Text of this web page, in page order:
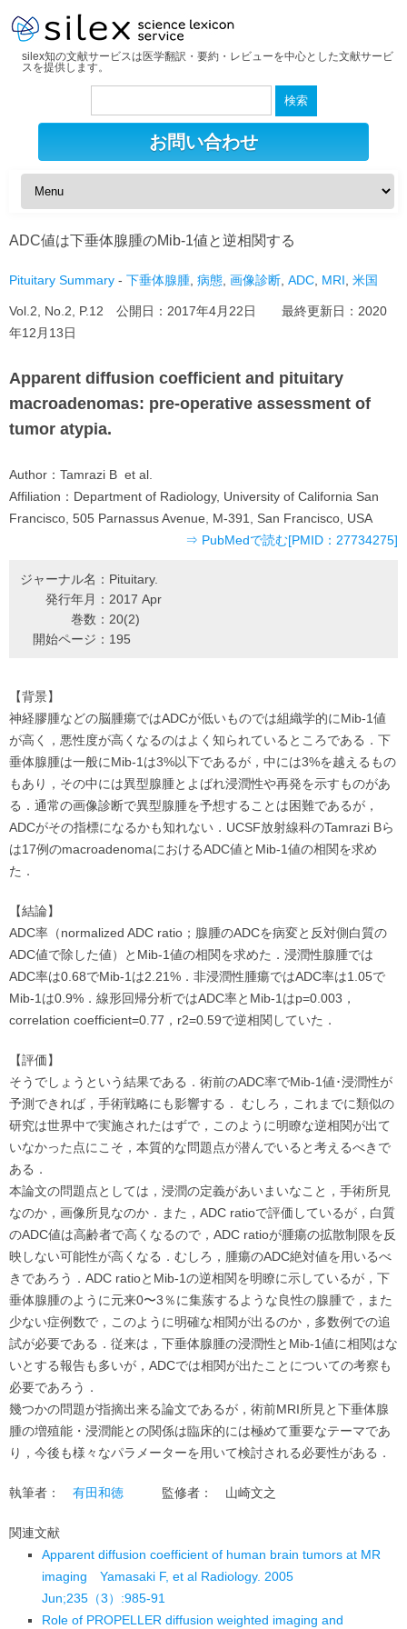
silex知の文献サービスは医学翻訳・要約・レビューを中心とした文献サービ
スを提供します。
検
お問い合わせ
ADC値は下垂体腺腫のMib-1値と逆相関する
Pituitary Summary - 下垂体腺腫 病態 画像診断 ADC MRI 米国
Vol.2, No.2, P.12 公開日： 2017年4月22日 最終更新日： 2020
年12月13日
Apparent diffusion coefficient and pituitary
macroadenomas: pre-operative assessment of
tumor atypia.
Author： Tamrazi B et al.
Affiliation： Department of Radiology, University of California San
Francisco, 505 Parnassus Avenue, M-391, San Francisco, USA
⇒ PubMedで読む[PMID：27734275]
ジャーナル名： Pituitary.
発行年月： 2017 Apr
巻数： 20(2)
開始ページ： 195
【背景】
神経膠腫などの脳腫瘍ではADCが低いものでは組織学的にMib-1値
が高く，悪性度が高くなるのはよく知られているところである．下
垂体腺腫は一般にMib-1は3%以下であるが，中には3%を越えるもの
もあり，その中には異型腺腫とよばれ浸潤性や再発を示すものがあ
る．通常の画像診断で異型腺腫を予想することは困難であるが，
ADCがその指標になるかも知れない．UCSF放射線科のTamrazi Bら
は17例のmacroadenomaにおけるADC値とMib-1値の相関を求め
た．
【結論】
ADC率（normalized ADC ratio；腺腫のADCを病変と反対側白質の
ADC値で除した値）とMib-1値の相関を求めた．浸潤性腺腫では
ADC率は0.68でMib-1は2.21%．非浸潤性腫瘍ではADC率は1.05で
Mib-1は0.9%．線形回帰分析ではADC率とMib-1はp=0.003，
correlation coefficient=0.77，r2=0.59で逆相関していた．
【評価】
そうでしょうという結果である．術前のADC率でMib-1値･浸潤性が
予測できれば，手術戦略にも影響する． むしろ，これまでに類似の
研究は世界中で実施されたはずで，このように明瞭な逆相関が出て
いなかった点にこそ，本質的な問題点が潜んでいると考えるべきで
ある．
本論文の問題点としては，浸潤の定義があいまいなこと，手術所見
なのか，画像所見なのか．また，ADC ratioで評価しているが，白質
のADC値は高齢者で高くなるので，ADC ratioが腫瘍の拡散制限を反
映しない可能性が高くなる．むしろ，腫瘍のADC絶対値を用いるべ
きであろう．ADC ratioとMib-1の逆相関を明瞭に示しているが，下
垂体腺腫のように元来0〜3％に集蔟するような良性の腺腫で，また
少ない症例数で，このように明確な相関が出るのか，多数例での追
試が必要である．従来は，下垂体腺腫の浸潤性とMib-1値に相関はな
いとする報告も多いが，ADCでは相関が出たことについての考察も
必要であろう．
幾つかの問題が指摘出来る論文であるが，術前MRI所見と下垂体腺
腫の増殖能・浸潤能との関係は臨床的には極めて重要なテーマであ
り，今後も様々なパラメーターを用いて検討される必要性がある．
執筆者： 有田和徳 監修者： 山崎文之
関連文献
Apparent diffusion coefficient of human brain tumors at MR
imaging Yamasaki F, et al Radiology. 2005
Jun;235（3）:985-91
Role of PROPELLER diffusion weighted imaging and